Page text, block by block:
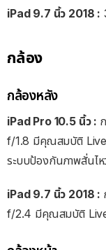
iPad 9.7 นิ้ว 2018 :
กล้อง
กล้องหลัง
iPad Pro 10.5 นิ้ว :
f/1.8 มีคุณสมบัติ
ระบบป้องกันภาพสั่นไ
iPad 9.7 นิ้ว 2018 :
f/2.4 มีคุณสมบัติ